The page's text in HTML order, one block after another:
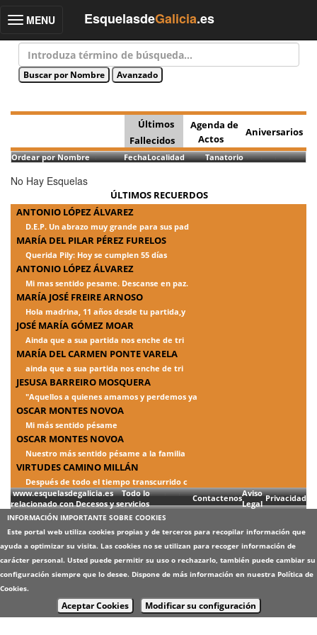
Toggle
MENU EsquelasdeGalicia.es
Últimos
Fallecidos
Agenda de
Actos
Aniversarios
Ordear por Nombre FechaLocalidad Tanatorio
No Hay Esquelas
ÚLTIMOS RECUERDOS
ANTONIO LÓPEZ ÁLVAREZ
D.E.P. Un abrazo muy grande para sus pad
MARÍA DEL PILAR PÉREZ FURELOS
Querida Pily: Hoy se cumplen 55 días
ANTONIO LÓPEZ ÁLVAREZ
Mi mas sentido pesame. Descanse en paz.
MARÍA JOSÉ FREIRE ARNOSO
Hola madrina, 11 años desde tu partida,y
JOSÉ MARÍA GÓMEZ MOAR
Ainda que a sua partida nos enche de tri
MARÍA DEL CARMEN PONTE VARELA
ainda que a sua partida nos enche de tri
JESUSA BARREIRO MOSQUERA
"Aquellos a quienes amamos y perdemos ya
OSCAR MONTES NOVOA
Mi más sentido pésame
OSCAR MONTES NOVOA
Nuestro más sentido pésame a la familia
VIRTUDES CAMINO MILLÁN
Después de todo el tiempo transcurrido c
www.esquelasdegalicia.es Todo lo
relacionado con Decesos y servicios
ContactenosAviso
Legal
Privacidad
INFORMACIÓN IMPORTANTE SOBRE COOKIES
Este portal web utiliza cookies propias y de terceros para recopilar información que
ayuda a optimizar su visita. Las cookies no se utilizan para recoger información de
carácter personal. Usted puede permitir su uso o rechazarlo, también puede cambiar su
configuración siempre que lo desee. Dispone de más información en nuestra Política de
Cookies.